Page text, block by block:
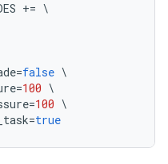
+= \
=false \
=100 \
=100 \
=true